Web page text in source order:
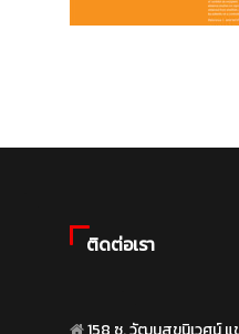
ติดต่อเรา